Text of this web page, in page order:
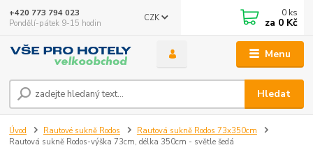
Menu
CZK
Hledat
+420 773 794 023
Pondělí-pátek 9-15 hodin
0 ks
za 0 Kč
Úvod Rautové sukně Rodos
Rautová sukně Rodos 73x350cm
Rautová sukně Rodos-výška 73cm, délka 350cm - světle šedá